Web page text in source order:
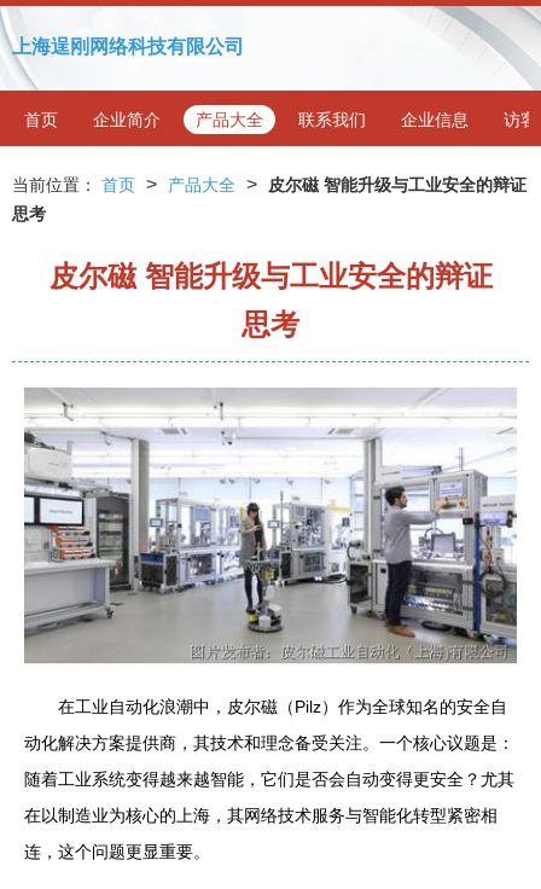
上海逞刚网络科技有限公司
首页 企业简介 产品大全 联系我们 企业信息 访客
当前位置： 首页 > 产品大全 >
皮尔磁 智能升级与工业安全的辩证
思考
皮尔磁 智能升级与工业安全的辩证
思考
在工业自动化浪潮中，皮尔磁（Pilz）作为全球知名的安全自
动化解决方案提供商，其技术和理念备受关注。一个核心议题是：
随着工业系统变得越来越智能，它们是否会自动变得更安全？尤其
在以制造业为核心的上海，其网络技术服务与智能化转型紧密相
连，这个问题更显重要。